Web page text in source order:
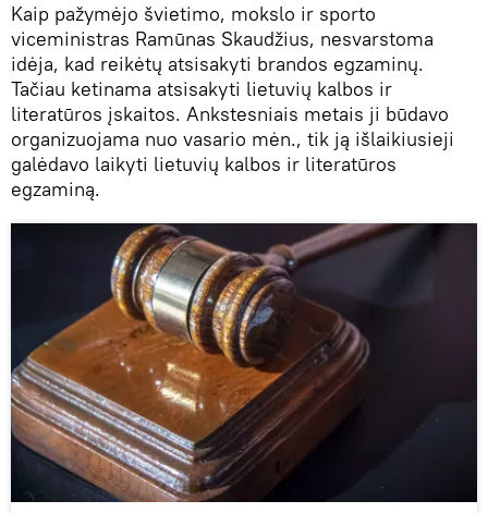
Kaip pažymėjo švietimo, mokslo ir sporto
viceministras Ramūnas Skaudžius, nesvarstoma
idėja, kad reikėtų atsisakyti brandos egzaminų.
Tačiau ketinama atsisakyti lietuvių kalbos ir
literatūros įskaitos. Ankstesniais metais ji būdavo
organizuojama nuo vasario mėn., tik ją išlaikiusieji
galėdavo laikyti lietuvių kalbos ir literatūros
egzaminą.